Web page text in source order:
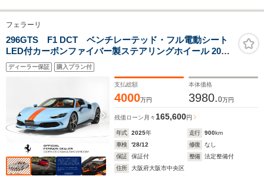
フェラーリ
296GTS F1 DCT ベンチレーテッド・フル電動シート
LED付カーボンファイバー製ステアリングホイール 20
inch ダイヤモンドカット・鍛造ホイール フロントサスペ
ンションリフター
ディーラー保証 購入プラン付
支払総額
4000万円
本体価格
3980.0万円
残価ローン 月々165,600円
年式 2025年 走行 900km
車検
'28/12 修復
なし
保証
保証付 整備
法定整備付
住所
大阪府大阪市中央区